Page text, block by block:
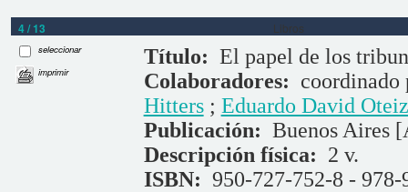
4 / 13 Libros
seleccionar
imprimir
Título: El papel de los
Colaboradores:
Hitters; Eduardo David
Publicación: Buenos Aires
Descripción física: 2 v.
ISBN: 950-727-752-8 -